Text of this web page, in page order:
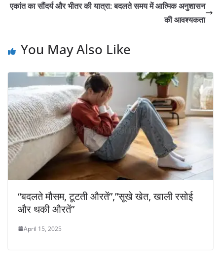
एकांत का सौंदर्य और भीतर की यात्रा: बदलते समय में आत्मिक अनुशासन
की आवश्यकता
You May Also Like
“बदलते मौसम, टूटती औरतें”,”सूखे खेत, खाली रसोई
और थकी औरतें”
April 15, 2025